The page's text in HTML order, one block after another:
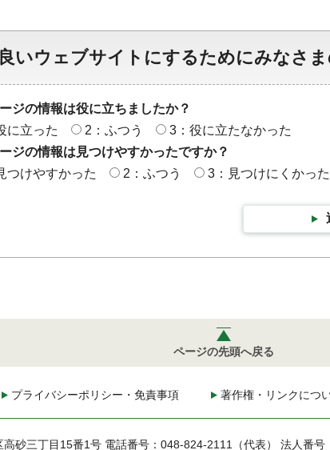
いウェブサイトにするためにみなさ
ジの情報は役に立ちましたか？
に立った
2：ふつう
3：役に立たなかった
ジの情報は見つけやすかったですか？
つけやすかった
2：ふつう 3：見つけにくかった
ページの先頭へ戻る
プライバシーポリシー・免責事項 著作権・リンクにつ
砂三丁目15番1号 電話番号：048-824-2111（代表） 法人番号